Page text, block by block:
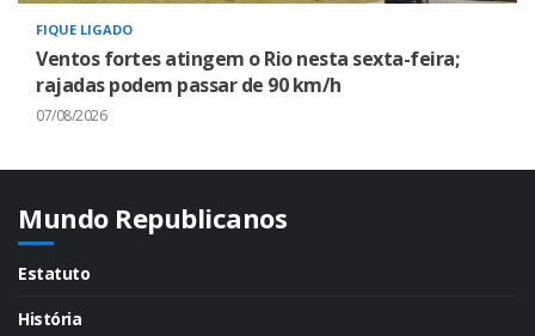
FIQUE LIGADO
Ventos fortes atingem o Rio nesta sexta-feira;
rajadas podem passar de 90 km/h
07/08/2026
Mundo Republicanos
Estatuto
História